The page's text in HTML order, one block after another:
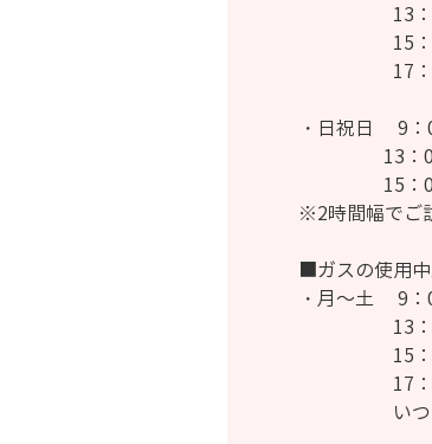
13：00-
15：00-
17：00-
・日祝日 9：
13：00-
15：00-
※2時間幅でご
■ガスの使用
・月～土 9：
13：00-
15：00-
17：00-
いつで